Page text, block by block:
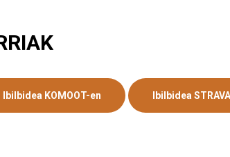
Ibilbidea KOMOOT-en Ibilbidea